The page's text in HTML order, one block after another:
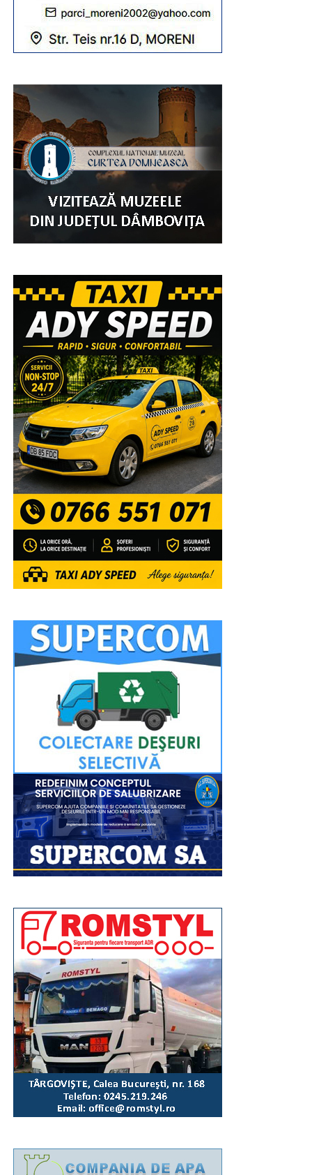
la ceremoniile sfinte să participe peste 20.000 de
credincioși, din Eparhie, din județele învecinate, dar și din
alte zone ale țării.
Înaltpreasfințitul Părinte Arhiepiscop și Mitropolit
Nifon, împreună cu Ierarhii invitați: Înaltpreasfințitul
Părinte Varsanufie – Arhiepiscopul Râmnicului,
Preasfințitul Părinte Visarion – Episcopul Tulcii,
Preasfințitul Părinte Ieronim – Episcopul Daciei Felix
și Preasfințitul Părinte Teofil Trotușanul – Episcop
Vicar al Arhiepiscopiei Romanului și Bacăului.
Înaltpreasfinția Sa va lansa, la finalul sfintei slujbe,
volumele recent tipărite de Editura Arhiepiscopiei
Târgoviștei: „Voievozi de la Târgoviște – ctitori de
spiritualitate ortodoxă” și „Mitropolitul Ștefan I al Țării
Românești – promotor al misiunii Bisericii prin
intermediul tiparului”, precum și broșurile din colecția
misionar-educativă dedicată tinerilor: „Familia –
fundament al valorilor Evangheliei lui Hristos” și
„Credință și mărturisire în spațiul virtual”.
După aceea, Chiriarhul nostru va acorda „Diploma de
Excelență Sfântul Ierarh Nifon” și premii elevilor care
au obținut primele locuri la etapa națională a
Olimpiadelor și Concursurilor școlare 2025-2026,
care au obținut media generală 10 la Examenul de
Bacalaureat, precum și unor tineri campioni la diferite
Închinarea la sfintele moaște se va putea face până
seara, târziu, pentru a oferi tuturor credincioșilor
posibilitatea de a participa. Evenimentul religios va fi
transmis în direct pe pagina de Facebook a Arhiepiscopiei
La fel ca și în anii precedenți, la finalul evenimentului de
marți, 11 august, tinerii voluntari din cadrul comitetelor
parohiale vor igieniza, împreună cu angajații Primăriei,
zona Parcului Mitropoliei.
„Așa cum se întâmplă la astfel de manifestări, unii
dintre concetățenii noștri sau cei aflați în tranzit vor fi
temporar afectați de necesarele restricții de circulație.
Astfel, luni, 10 august, între orele 16:00-20:30, traficul
rutier va fi închis total pe Bulevardul Libertății,
segmentul cuprins între complexul „Mondial” și Casa
de Cultură a Sindicatelor. Totodată, între orele 18:15-
și Str. Stelea), Str. Stelea și Str. Revoluției. Nu vor